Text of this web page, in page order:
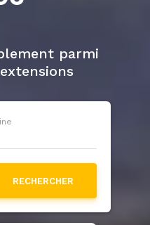
parmi
RECHERCHER